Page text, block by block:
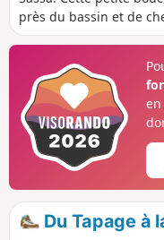
près du bassin et de
ainsi que de découvrir
cependant à éviter
car près de la moitié
ravine.
Du Tapage à